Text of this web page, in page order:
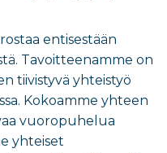
entisestään
Tavoitteenamme on
tiivistyvä yhteistyö
Kokoamme yhteen
vuoropuhelua
yhteiset